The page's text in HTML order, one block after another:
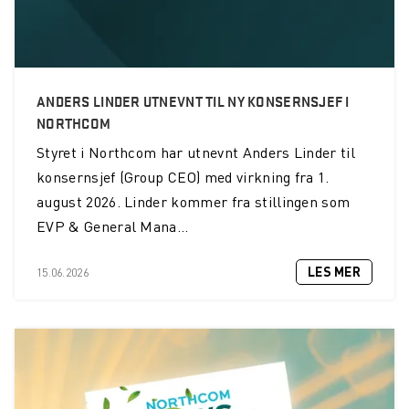
Drammensregionens brannvesen IKS investerer i INVISIO
Kommunikasjon blir bedre og viktigere i fremtiden
Norsk Folkehjelp oppgraderer kommandosentralen sin for
kommunikasjon
Nesten 1100 brannmenn og kvinner vil nå ha svært god
beskyttelse mot hørselskader
SalMar får det mest moderne kommunikasjonssystemet
Sjöräddningssällskapet oppgraderer sine TETRA
terminaler med Over the Air-programmering
Northcom News
ANDERS LINDER UTNEVNT TIL NY KONSERNSJEF I
NORTHCOM
Styret i Northcom har utnevnt Anders Linder til
konsernsjef (Group CEO) med virkning fra 1.
august 2026. Linder kommer fra stillingen som
EVP & General Mana...
15.06.2026 LES MER